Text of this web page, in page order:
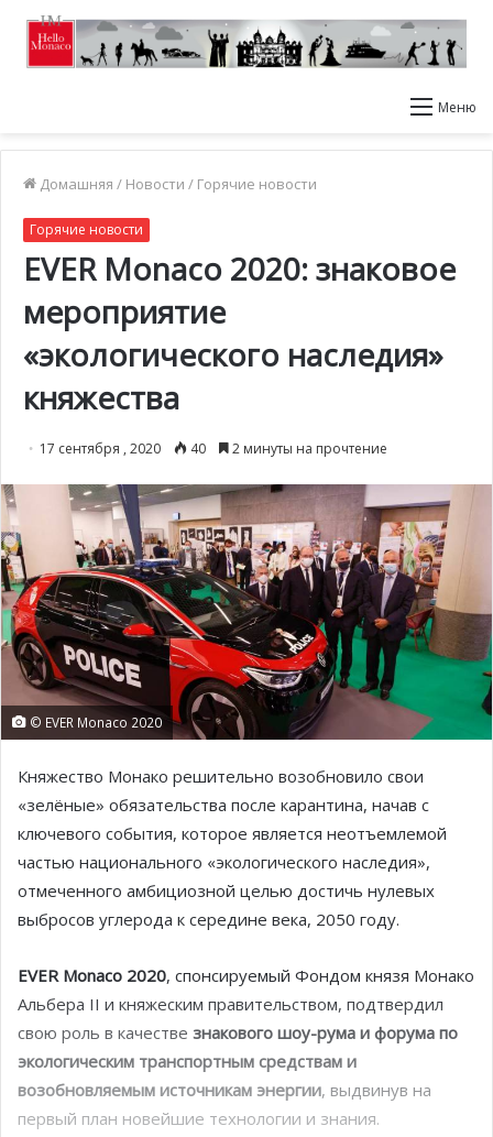
Меню
Домашняя / Новости / Горячие новости
Горячие новости
EVER Monaco 2020: знаковое
мероприятие
«экологического наследия»
княжества
17 сентября , 2020 40 2 минуты на прочтение
© EVER Monaco 2020
Княжество Монако решительно возобновило свои
«зелёные» обязательства после карантина, начав с
ключевого события, которое является неотъемлемой
частью национального «экологического наследия»,
отмеченного амбициозной целью достичь нулевых
выбросов углерода к середине века, 2050 году.
EVER Monaco 2020, спонсируемый Фондом князя Монако
Альбера II и княжеским правительством, подтвердил
свою роль в качестве знакового шоу-рума и форума по
экологическим транспортным средствам и
возобновляемым источникам энергии, выдвинув на
первый план новейшие технологии и знания.